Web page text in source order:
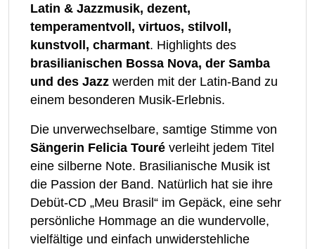
Latin & Jazzmusik, dezent,
temperamentvoll, virtuos, stilvoll,
kunstvoll, charmant. Highlights des
brasilianischen Bossa Nova, der Samba
und des Jazz werden mit der Latin-Band zu
einem besonderen Musik-Erlebnis.
Die unverwechselbare, samtige Stimme von
Sängerin Felicia Touré verleiht jedem Titel
eine silberne Note. Brasilianische Musik ist
die Passion der Band. Natürlich hat sie ihre
Debüt-CD „Meu Brasil“ im Gepäck, eine sehr
persönliche Hommage an die wundervolle,
vielfältige und einfach unwiderstehliche